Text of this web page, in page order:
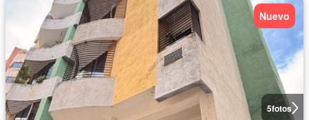
5fotos
Nuevo